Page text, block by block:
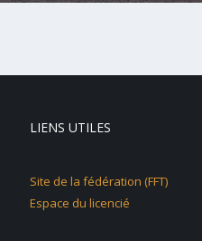
LIENS UTILES
Site de la fédération (FFT)
Espace du licencié